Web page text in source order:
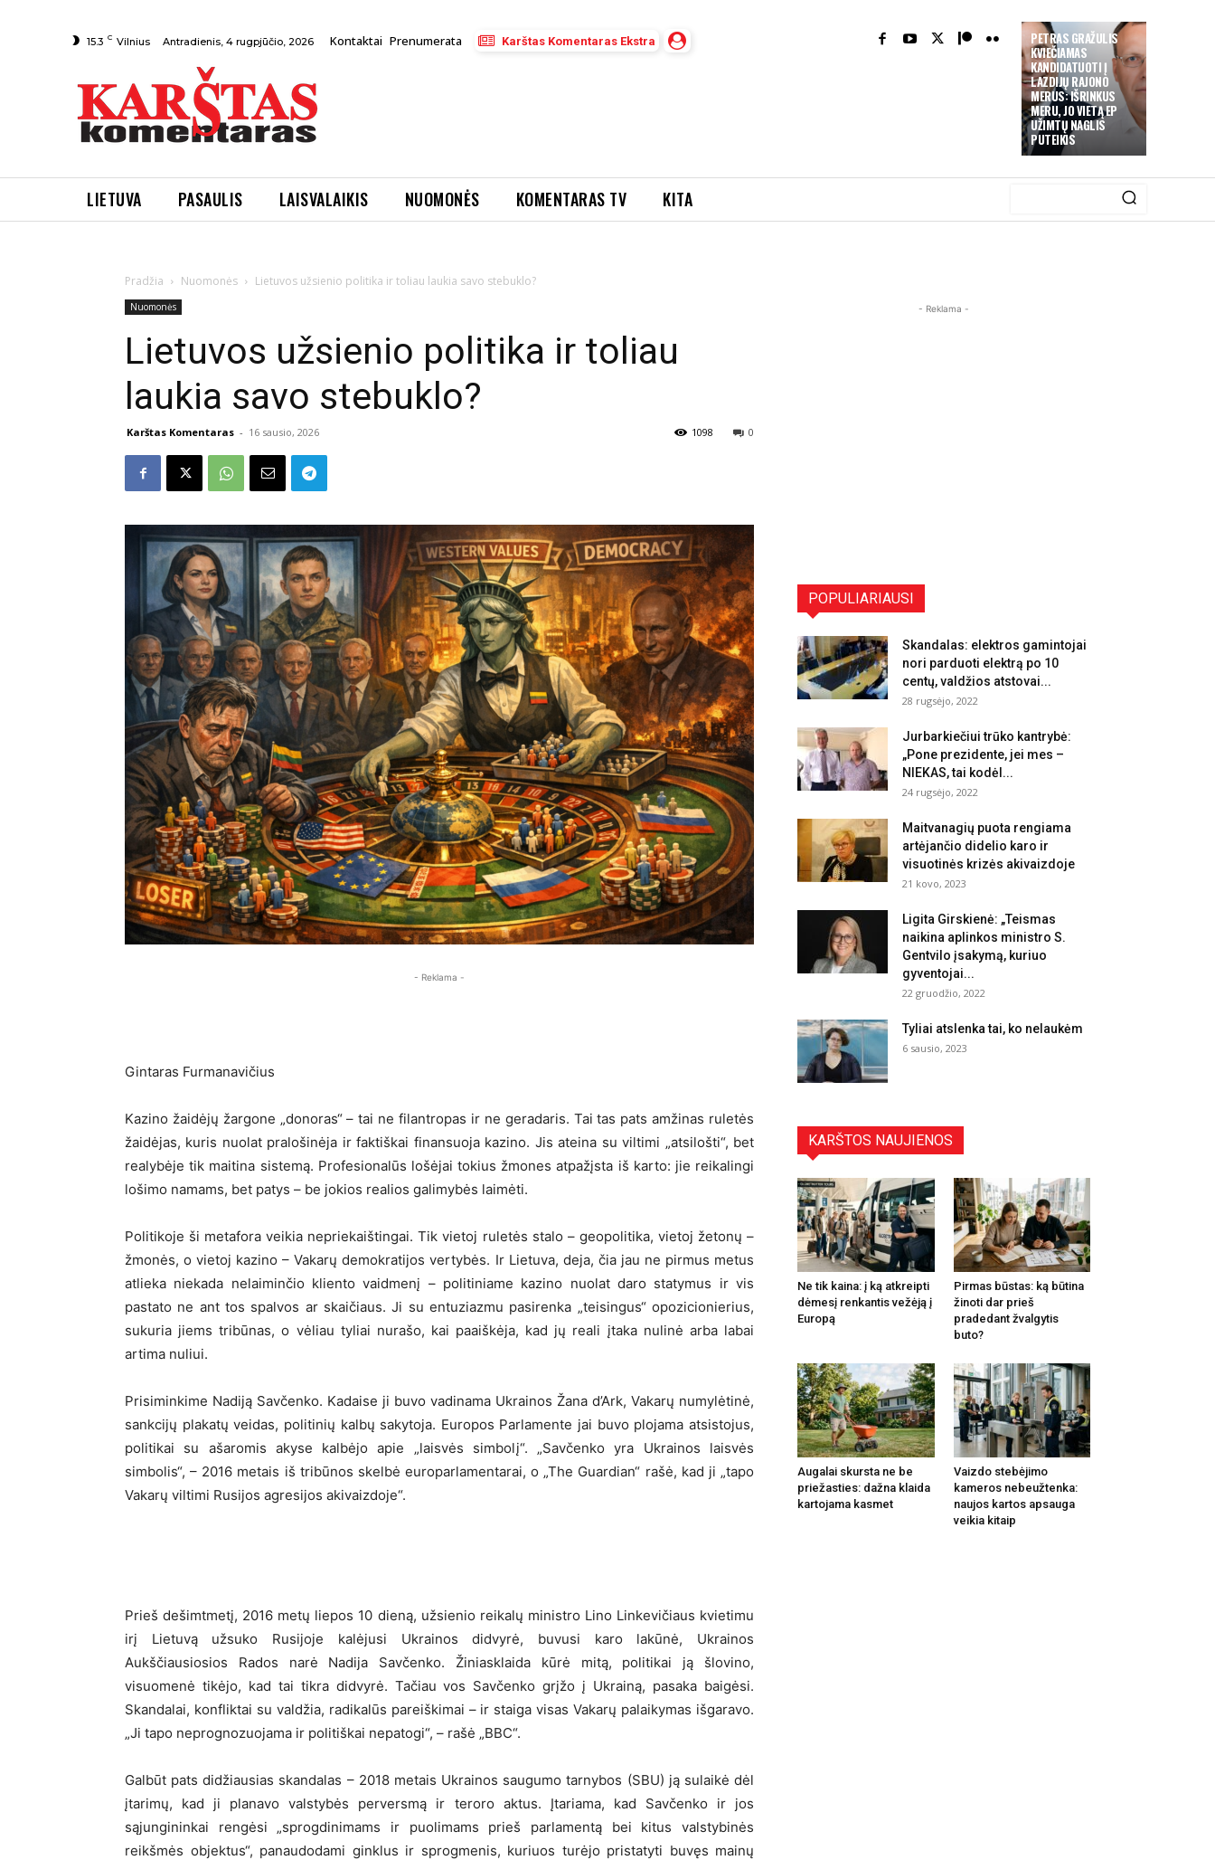
PETRAS GRAŽULIS
KVIEČIAMAS
KANDIDATUOTI Į
LAZDIJŲ RAJONO
MERUS: IŠRINKUS
MERU, JO VIETĄ EP
UŽIMTŲ NAGLIS
PUTEIKIS
15.3 C Vilnius Antradienis, 4 rugpjūčio, 2026 Kontaktai Prenumerata Karštas Komentaras Ekstra
LIETUVA PASAULIS LAISVALAIKIS NUOMONĖS KOMENTARAS TV KITA
Pradžia Nuomonės Lietuvos užsienio politika ir toliau laukia savo stebuklo?
Nuomonės
Lietuvos užsienio politika ir toliau
laukia savo stebuklo?
Karštas Komentaras - 16 sausio, 2026 0
1098
- Reklama -
Gintaras Furmanavičius
Kazino žaidėjų žargone „donoras“ – tai ne filantropas ir ne geradaris. Tai tas pats amžinas ruletės
žaidėjas, kuris nuolat pralošinėja ir faktiškai finansuoja kazino. Jis ateina su viltimi „atsilošti“, bet
realybėje tik maitina sistemą. Profesionalūs lošėjai tokius žmones atpažįsta iš karto: jie reikalingi
lošimo namams, bet patys – be jokios realios galimybės laimėti.
Politikoje ši metafora veikia nepriekaištingai. Tik vietoj ruletės stalo – geopolitika, vietoj žetonų –
žmonės, o vietoj kazino – Vakarų demokratijos vertybės. Ir Lietuva, deja, čia jau ne pirmus metus
atlieka niekada nelaiminčio kliento vaidmenį – politiniame kazino nuolat daro statymus ir vis
pastato ne ant tos spalvos ar skaičiaus. Ji su entuziazmu pasirenka „teisingus“ opozicionierius,
sukuria jiems tribūnas, o vėliau tyliai nurašo, kai paaiškėja, kad jų reali įtaka nulinė arba labai
artima nuliui.
Prisiminkime Nadiją Savčenko. Kadaise ji buvo vadinama Ukrainos Žana d’Ark, Vakarų numylėtinė,
sankcijų plakatų veidas, politinių kalbų sakytoja. Europos Parlamente jai buvo plojama atsistojus,
politikai su ašaromis akyse kalbėjo apie „laisvės simbolį“. „Savčenko yra Ukrainos laisvės
simbolis“, – 2016 metais iš tribūnos skelbė europarlamentarai, o „The Guardian“ rašė, kad ji „tapo
Vakarų viltimi Rusijos agresijos akivaizdoje“.
Prieš dešimtmetį, 2016 metų liepos 10 dieną, užsienio reikalų ministro Lino Linkevičiaus kvietimu
irį Lietuvą užsuko Rusijoje kalėjusi Ukrainos didvyrė, buvusi karo lakūnė, Ukrainos
Aukščiausiosios Rados narė Nadija Savčenko. Žiniasklaida kūrė mitą, politikai ją šlovino,
visuomenė tikėjo, kad tai tikra didvyrė. Tačiau vos Savčenko grįžo į Ukrainą, pasaka baigėsi.
Skandalai, konfliktai su valdžia, radikalūs pareiškimai – ir staiga visas Vakarų palaikymas išgaravo.
„Ji tapo neprognozuojama ir politiškai nepatogi“, – rašė „BBC“.
Galbūt pats didžiausias skandalas – 2018 metais Ukrainos saugumo tarnybos (SBU) ją sulaikė dėl
įtarimų, kad ji planavo valstybės perversmą ir teroro aktus. Įtariama, kad Savčenko ir jos
sąjungininkai rengėsi „sprogdinimams ir puolimams prieš parlamentą bei kitus valstybinės
reikšmės objektus“, panaudodami ginklus ir sprogmenis, kuriuos turėjo pristatyti buvęs mainų
- Reklama -
POPULIARIAUSI
Skandalas: elektros gamintojai
nori parduoti elektrą po 10
centų, valdžios atstovai...
28 rugsėjo, 2022
Jurbarkiečiui trūko kantrybė:
„Pone prezidente, jei mes –
NIEKAS, tai kodėl...
24 rugsėjo, 2022
Maitvanagių puota rengiama
artėjančio didelio karo ir
visuotinės krizės akivaizdoje
21 kovo, 2023
Ligita Girskienė: „Teismas
naikina aplinkos ministro S.
Gentvilo įsakymą, kuriuo
gyventojai...
22 gruodžio, 2022
Tyliai atslenka tai, ko nelaukėm
6 sausio, 2023
KARŠTOS NAUJIENOS
Ne tik kaina: į ką atkreipti
dėmesį renkantis vežėją į
Europą
Pirmas būstas: ką būtina
žinoti dar prieš
pradedant žvalgytis
buto?
Augalai skursta ne be
priežasties: dažna klaida
kartojama kasmet
Vaizdo stebėjimo
kameros nebeužtenka:
naujos kartos apsauga
veikia kitaip